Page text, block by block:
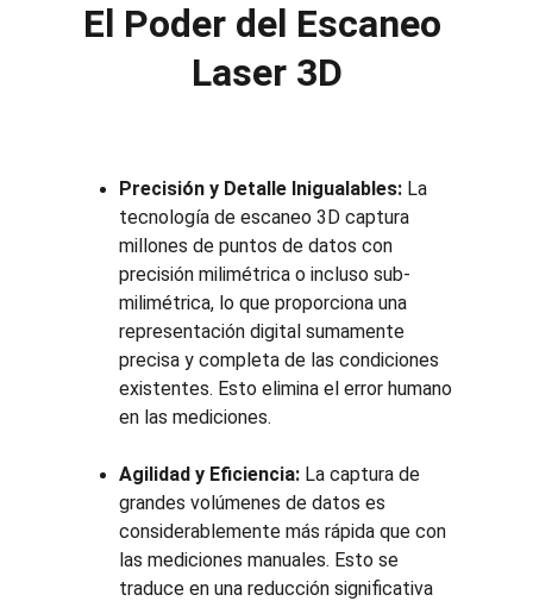
El Poder del Escaneo
Laser 3D
Precisión y Detalle Inigualables: La
tecnología de escaneo 3D captura
millones de puntos de datos con
precisión milimétrica o incluso sub-
milimétrica, lo que proporciona una
representación digital sumamente
precisa y completa de las condiciones
existentes. Esto elimina el error humano
en las mediciones.
Agilidad y Eficiencia: La captura de
grandes volúmenes de datos es
considerablemente más rápida que con
las mediciones manuales. Esto se
traduce en una reducción significativa